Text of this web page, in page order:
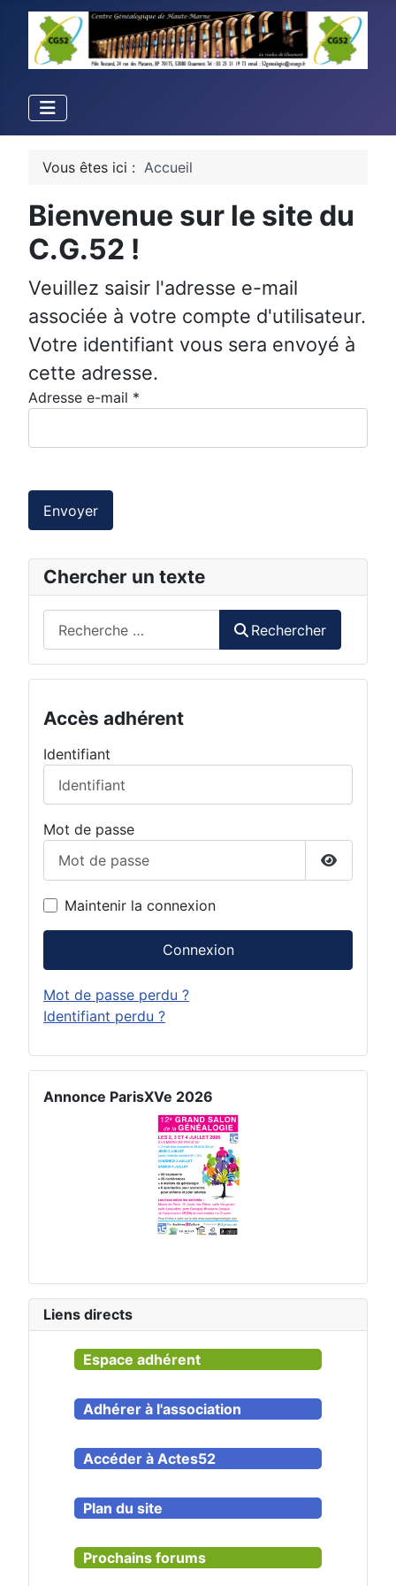
Chercher un texte
Rechercher
Accès adhérent
Identifiant
Mot de passe
Afficher
Maintenir la connexion
Connexion
Mot de passe perdu ?
Identifiant perdu ?
Annonce ParisXVe 2026
Liens directs
Espace adhérent
Adhérer à l'association
Accéder à Actes52
Plan du site
Prochains forums
Vous êtes ici : Accueil
Bienvenue sur le site du
C.G.52 !
Veuillez saisir l'adresse e-mail
associée à votre compte d'utilisateur.
Votre identifiant vous sera envoyé à
cette adresse.
Adresse e-mail *
Envoyer